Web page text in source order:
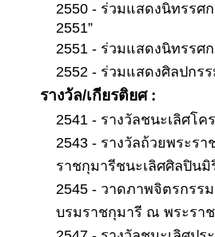
2550 - ร่วมแสดงนิทรรศ
2551”
2551 - ร่วมแสดงนิทรรศ
2552 - ร่วมแสดงศิลปกร
รางวัล/เกียรติยศ :
2541 - รางวัลชนะเลิศโ
2543 - รางวัลถ้วยพระร
ราชกุมารีชนะเลิศศิลปิน
2545 - วาดภาพจิตรกรร
บรมราชกุมารี ณ พระรา